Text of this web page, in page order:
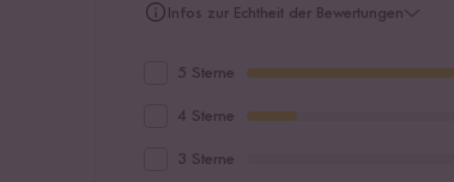
Infos zur Echtheit der Bewertungen
5 Sterne
4 Sterne
3 Sterne